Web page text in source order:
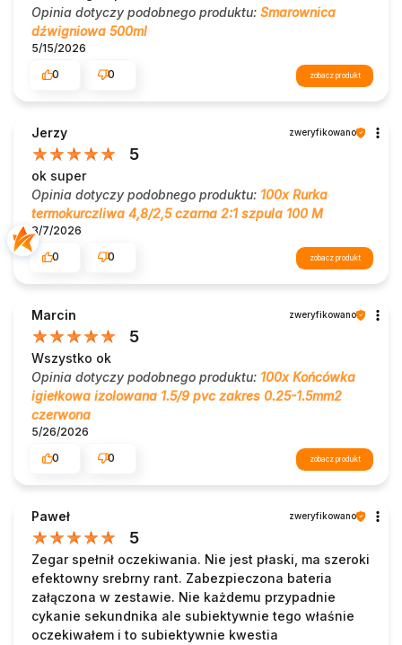
Opinia dotyczy podobnego produktu: Smarownica
dźwigniowa 500ml
5/15/2026
0
0 zobacz produkt
Jerzy zweryfikowano
5
ok super
Opinia dotyczy podobnego produktu: 100x Rurka
termokurczliwa 4,8/2,5 czarna 2:1 szpula 100 M
8/7/2026
0
0 zobacz produkt
Marcin zweryfikowano
5
Wszystko ok
Opinia dotyczy podobnego produktu: 100x Końcówka
igiełkowa izolowana 1.5/9 pvc zakres 0.25-1.5mm2
czerwona
5/26/2026
0
0 zobacz produkt
Paweł zweryfikowano
5
Zegar spełnił oczekiwania. Nie jest płaski, ma szeroki
efektowny srebrny rant. Zabezpieczona bateria
załączona w zestawie. Nie każdemu przypadnie
cykanie sekundnika ale subiektywnie tego właśnie
oczekiwałem i to subiektywnie kwestia